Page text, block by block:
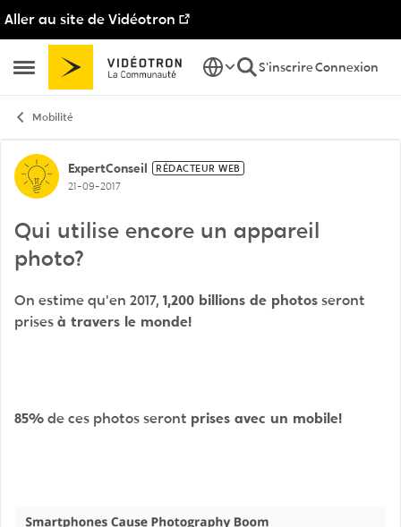
Aller au site de Vidéotron
Ouvrir Menu Latéral
Passer au contenu
S'inscrireConnexion
Mobilité
Discussion de forum
ExpertConseil RÉDACTEUR WEB
21-09-2017
Qui utilise encore un appareil
photo?
On estime qu'en 2017, 1,200 billions de photosseront
prisesà travers le monde!
85%de ces photos seront prises avec un mobile!